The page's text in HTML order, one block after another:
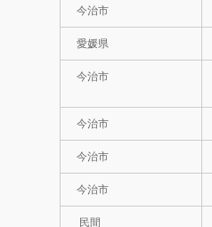
今治市
愛媛県
今治市
今治市
今治市
今治市
民間